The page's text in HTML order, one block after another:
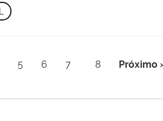
5 6 7 8 Próximo